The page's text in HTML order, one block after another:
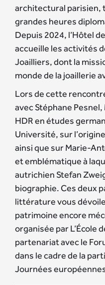
architectural parisien,
grandes heures
Depuis 2024, l’Hôtel
accueille les activités
Joailliers, dont la
monde de la joaillerie
Lors de cette
avec Stéphane
HDR en études
Université, sur
ainsi que sur Marie-
et emblématique à
autrichien Stefan
biographie. Ces deux
littérature vous
patrimoine encore
organisée par L’École
partenariat avec le
dans le cadre de la
Journées